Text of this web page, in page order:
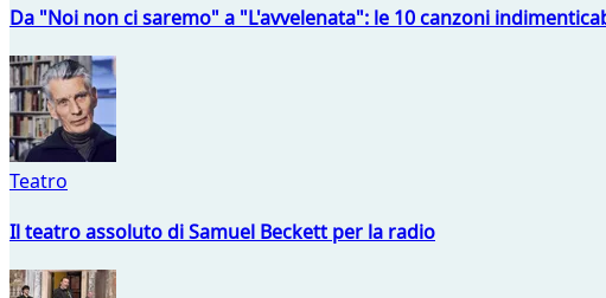
Da "Noi non ci saremo" a "L'avvelenata": le 10 canzoni
Teatro
Il teatro assoluto di Samuel Beckett per la radio